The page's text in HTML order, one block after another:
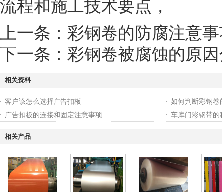
流程和施工技术要点，
上一条： 彩钢卷的防腐注意
下一条： 彩钢卷被腐蚀的原
相关资料
客户该怎么选择广告扣板
如何判断彩钢卷
广告扣板的连接和固定注意事项
车库门彩钢带的
相关产品